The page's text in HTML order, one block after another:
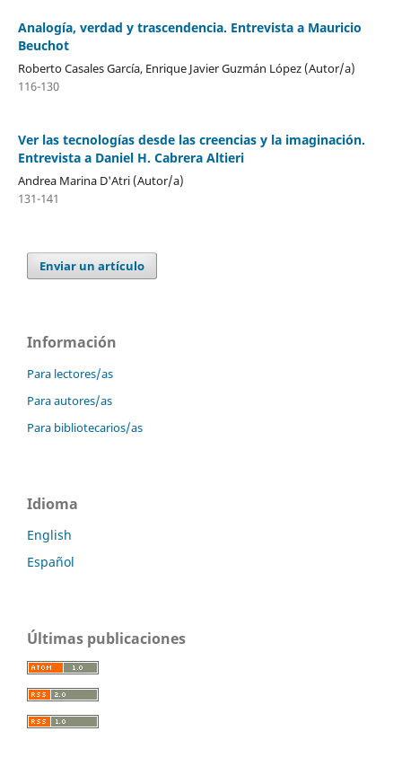
Analogía, verdad y trascendencia. Entrevista a Mauricio
Beuchot
Roberto Casales García, Enrique Javier Guzmán López (Autor/a)
116-130
Ver las tecnologías desde las creencias y la imaginación.
Entrevista a Daniel H. Cabrera Altieri
Andrea Marina D'Atri (Autor/a)
131-141
Enviar un artículo
Información
Para lectores/as
Para autores/as
Para bibliotecarios/as
Idioma
English
Español
Últimas publicaciones